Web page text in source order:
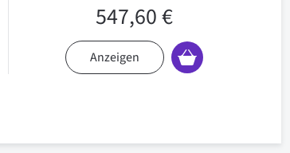
547,60 €
Anzeigen